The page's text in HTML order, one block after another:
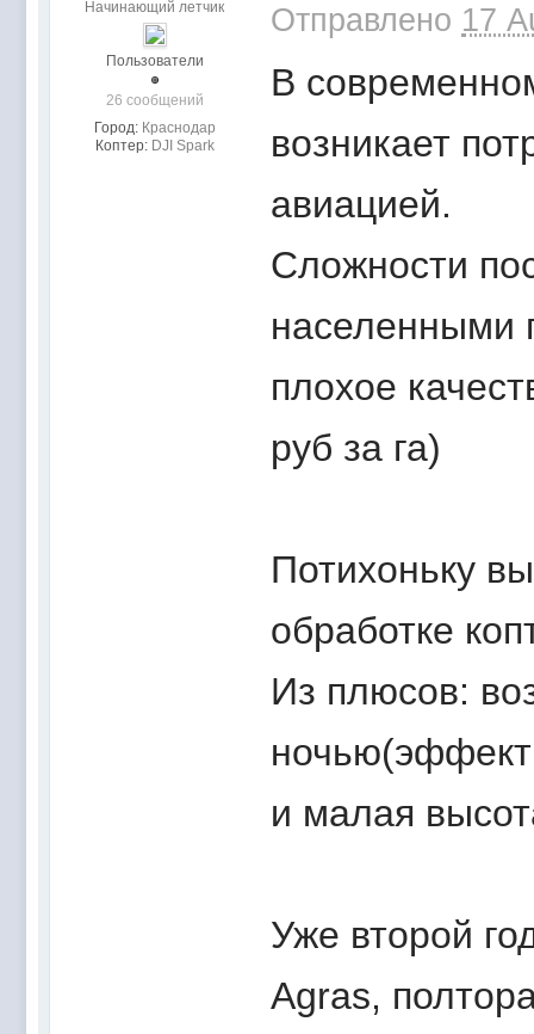
Начинающий летчик
Пользователи
26 сообщений
Город: Краснодар
Коптер: DJI Spark
Отправлено 17
В
возникает
авиацией.
Сложности
населенными
плохое
руб за га)
Потихоньку
обработке
Из плюсов:
и малая
Уже второй
Agras,